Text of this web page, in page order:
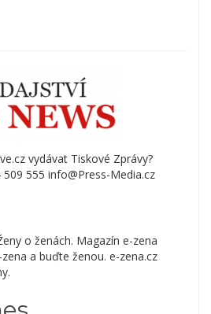
vydávat Tiskové Zprávy?
555 info@Press-Media.cz
o ženách. Magazín e-zena
a buďte ženou. e-zena.cz